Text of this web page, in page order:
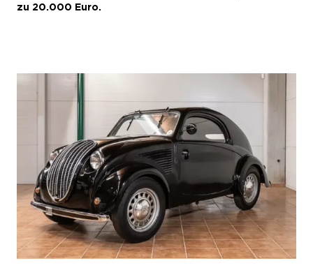
zu 20.000 Euro.